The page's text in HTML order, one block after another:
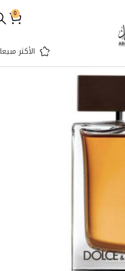
0
الأكثر مبيعا